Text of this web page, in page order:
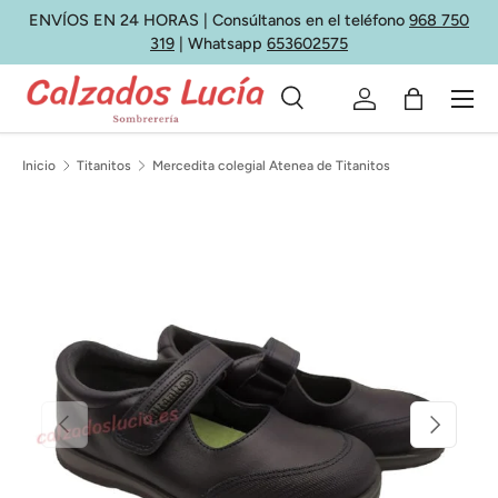
Ir al contenido
ENVÍOS EN 24 HORAS | Consúltanos en el teléfono 968 750
319 | Whatsapp 653602575
Buscar
Tipo de producto
Buscar Iniciar sesión
Bolsa
Menú
Inicio Titanitos Mercedita colegial Atenea de Titanitos
Anterior Siguiente